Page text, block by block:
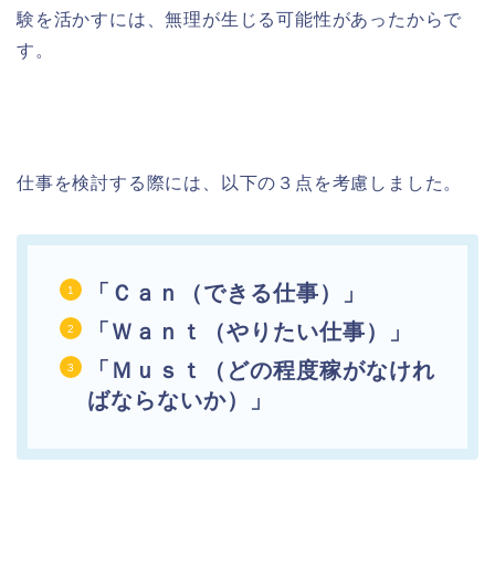
験を活かすには、無理が生じる可能性があったからで
す。
仕事を検討する際には、以下の３点を考慮しました。
「Ｃａｎ（できる仕事）」
「Ｗａｎｔ（やりたい仕事）」
「Ｍｕｓｔ（どの程度稼がなけれ
ばならないか）」